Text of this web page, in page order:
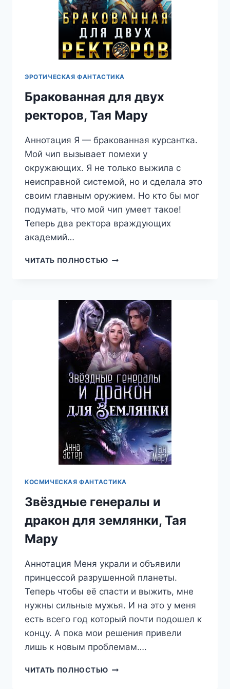
ЭРОТИЧЕСКАЯ ФАНТАСТИКА
Бракованная для двух
ректоров, Тая Мару
Аннотация Я — бракованная курсантка.
Мой чип вызывает помехи у
окружающих. Я не только выжила с
неисправной системой, но и сделала это
своим главным оружием. Но кто бы мог
подумать, что мой чип умеет такое!
Теперь два ректора враждующих
академий…
ЧИТАТЬ ПОЛНОСТЬЮ БРАКОВАННАЯ
ТАЯ
МАРУ
КОСМИЧЕСКАЯ ФАНТАСТИКА
Звёздные генералы и
дракон для землянки, Тая
Мару
Аннотация Меня украли и объявили
принцессой разрушенной планеты.
Теперь чтобы её спасти и выжить, мне
нужны сильные мужья. И на это у меня
есть всего год который почти подошел к
концу. А пока мои решения привели
лишь к новым проблемам….
ЧИТАТЬ ПОЛНОСТЬЮ ЗВЁЗДНЫЕ